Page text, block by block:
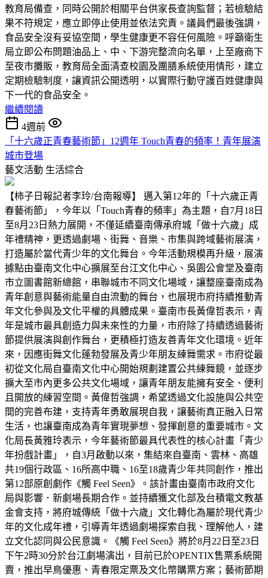
教育局備查，同時公開於相關平台供家長查詢監督；若檢驗結
果不符規定，應立即停止使用並依法究責。議員們最後強調，
食品安全沒有妥協空間，學生健康更不容任何風險。呼籲衛生
局立即公布問題油品上、中、下游完整流向名單，上至廠商下
至夜市攤販，教育局全面清查校園及團膳系統使用情形，建立
定期檢驗制度，讓資訊公開透明，以實際行動守護百姓健康與
下一代的食品安全。
繼續閱讀
4週前
「十六歲正青春藝術節」12週年 Touch青春的頻率！青年展演
城市登場
藝文活動 生活綜合
【柿子日報記者李玲/台南報導】 邁入第12年的「十六歲正青
春藝術節」，今年以「Touch青春的頻率」為主題，自7月18日
至8月23日熱力展開，不僅延續臺南傳承府城「做十六歲」成
年禮精神，更透過劇場、街舞、音樂、市集與跨域藝術展演，
打造屬於當代青少年的文化舞台。今年活動規模再升級，展演
據點由臺南文化中心擴展至台江文化中心、吳園公會堂及臺南
市立圖書館新總館，串聯城市不同文化場域，讓整座臺南成為
青年創意與藝術能量自由流動的舞台，也展現市府持續推動青
年文化參與及文化平權的具體成果。臺南市長黃偉哲表示，青
年是城市最具創造力與未來性的力量，市府除了持續透過藝術
節提供展演與創作舞台，更積極打造友善青年文化環境。近年
來，因應街舞文化蓬勃發展及青少年朋友練舞需求。市府從最
初從文化局自臺南文化中心開始規劃建置公共練舞鏡，並逐步
擴大至市內更多公共文化場域，讓青年朋友能擁有安全、便利
且開放的練習空間。黃偉哲強調，希望透過文化設施與公共空
間的完善布建，支持青年勇敢展現自我，讓藝術真正融入日常
生活，也讓臺南成為青年實現夢想、發揮創意的重要城市。文
化局長黃雅玲表示，今年藝術節最具代表性的核心計畫「青少
年扮戲計畫」，自3月啟動以來，集結來自臺南、雲林、高雄
共19個行政區、16所高中職、16至18歲青少年共同創作，推出
第12部原創劇作《觸 Feel Seen》。該計畫由臺南市政府文化
局與影響．新劇場長期合作。並持續獲文化部及台積電文教基
金會支持，將府城傳統「做十六歲」文化轉化為屬於現代青少
年的文化成年禮，引導青年透過劇場探索自我、理解他人，建
立文化認同與公民意識。《觸 Feel Seen》將於8月22日至23日
下午2時30分於台江劇場演出，目前已於OPENTIX售票系統開
賣，推出早鳥優惠、青春限定票及文化幣購票方案；藝術節期